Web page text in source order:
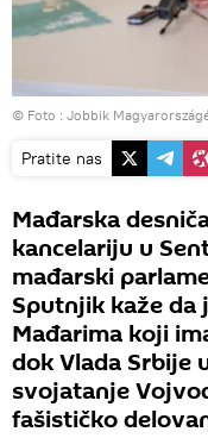
© Foto : Jobbik
Pratite nas
Mađarska
kancelariju u
mađarski
Sputnjik kaže da
Mađarima koji
dok Vlada Srbije
svojatanje
fašističko